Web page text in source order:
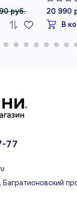
руб.
20 990
В
77
Багратионовский